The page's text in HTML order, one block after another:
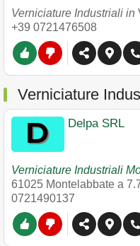
Verniciature Industriali in
+39 0721476508
Verniciature
Delpa SRL
Verniciature Industriali
61025 Montelabbate a
0721490137